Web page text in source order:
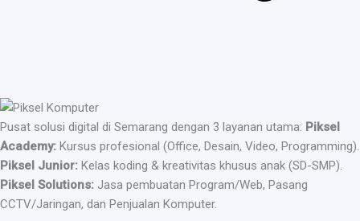
Pusat solusi digital di Semarang dengan 3 layanan utama: Piksel
Academy: Kursus profesional (Office, Desain, Video, Programming).
Piksel Junior: Kelas koding & kreativitas khusus anak (SD-SMP).
Piksel Solutions: Jasa pembuatan Program/Web, Pasang
CCTV/Jaringan, dan Penjualan Komputer.